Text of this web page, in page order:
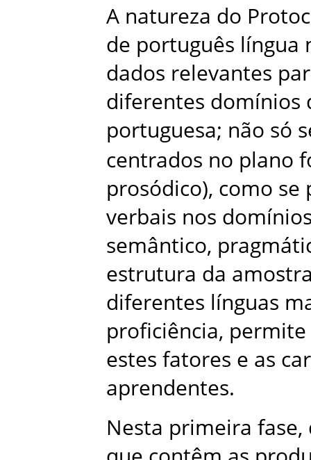
A natureza do
de português língua
dados relevantes
diferentes domínios
portuguesa; não só
centrados no plano
prosódico), como
verbais nos
semântico,
estrutura da
diferentes línguas
proficiência,
estes fatores e as
aprendentes.
Nesta primeira